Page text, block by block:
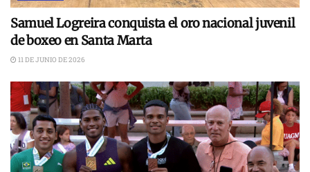
Samuel Logreira conquista el oro nacional juvenil
de boxeo en Santa Marta
11 DE JUNIO DE 2026